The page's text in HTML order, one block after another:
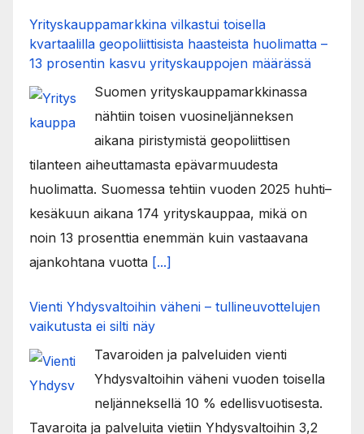
Yrityskauppamarkkina vilkastui toisella
kvartaalilla geopoliittisista haasteista huolimatta –
13 prosentin kasvu yrityskauppojen määrässä
Suomen yrityskauppamarkkinassa
nähtiin toisen vuosineljänneksen
aikana piristymistä geopoliittisen
tilanteen aiheuttamasta epävarmuudesta
huolimatta. Suomessa tehtiin vuoden 2025 huhti–
kesäkuun aikana 174 yrityskauppaa, mikä on
noin 13 prosenttia enemmän kuin vastaavana
ajankohtana vuotta [...]
Vienti Yhdysvaltoihin väheni – tullineuvottelujen
vaikutusta ei silti näy
Tavaroiden ja palveluiden vienti
Yhdysvaltoihin väheni vuoden toisella
neljänneksellä 10 % edellisvuotisesta.
Tavaroita ja palveluita vietiin Yhdysvaltoihin 3,2